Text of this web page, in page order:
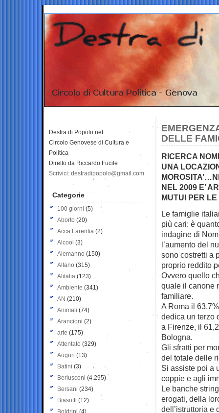
DELLE
RICERCA
UNA
NEL 2009 E’
MUTUI PER
Le famiglie
più cari: è
indagine di
l’aumento del
sono costretti a
proprio reddito
Ovvero quello
quale il canone
familiare.
A Roma il
dedica un terzo
a Firenze, il
Bologna.
Gli sfratti per
del totale delle
Si assiste poi a
coppie e agli
Le banche
erogati, della
dell’istruttoria e
Destra di Popolo.net
Circolo Genovese di Cultura e
Politica
Diretto da Riccardo Fucile
Scrivici: destradipopolo@gmail.com
Categorie
100 giorni (5)
Aborto (20)
Acca Larentia (2)
Alcool (3)
Alemanno (150)
Alfano (315)
Alitalia (123)
Ambiente (341)
AN (210)
Animali (74)
Arancioni (2)
arte (175)
Attentato (329)
Auguri (13)
Batini (3)
Berlusconi (4.295)
Bersani (234)
Biasotti (12)
Boldrini (4)